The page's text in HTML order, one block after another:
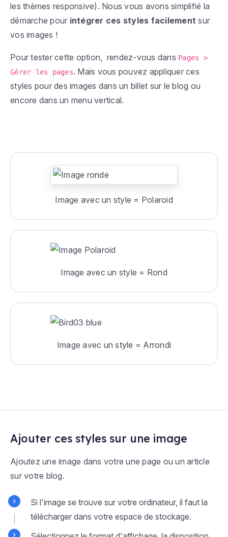
les thèmes responsive). Nous vous avons simplifié la
démarche pour intégrer ces styles facilement sur
vos images !
Pour tester cette option, rendez-vous dans Pages >
Gérer les pages. Mais vous pouvez appliquer ces
styles pour des images dans un billet sur le blog ou
encore dans un menu vertical.
Image avec un style = Polaroid
Image avec un style = Rond
Image avec un style = Arrondi
Ajouter ces styles sur une image
Ajoutez une image dans votre une page ou un article
sur votre blog.
Si l'image se trouve sur votre ordinateur, il faut la
télécharger dans votre espace de stockage.